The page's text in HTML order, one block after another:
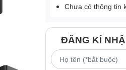
Chưa có thông tin
ĐĂNG KÍ